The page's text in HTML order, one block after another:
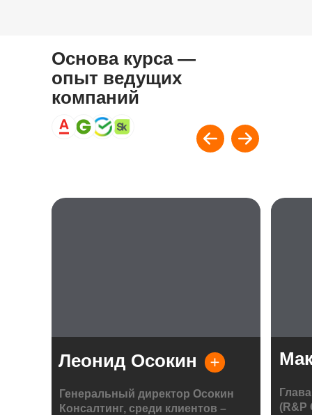
Основа курса —
опыт ведущих
компаний
Леонид Осокин
Генеральный директор Осокин
Консалтинг, среди клиентов –
(R&P